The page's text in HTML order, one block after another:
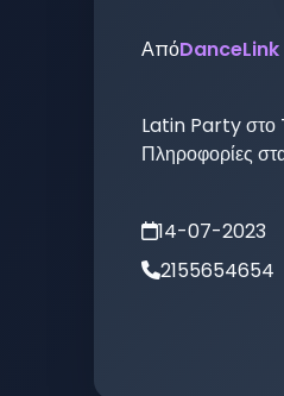
ΑπόDanceLink
Latin Party στο
Πληροφορίες
14-07-2023
2155654654